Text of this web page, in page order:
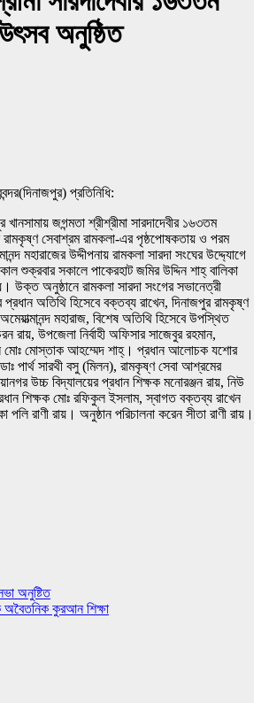
অনুষ্ঠিত
প্রতিনিধি:
খানসামায় জগন্মতা শ্রীশ্রীমা সারদাদেবীর ১৬৩তম
রামকৃষ্ণ সেবাশ্রম রামকলা-এর পৃষ্ঠপোষকতায় ও পরম
মহারাজের উদ্দীপনায় রামকলা সারদা সংঘের উদ্দ্যোগে
শুক্রবার সকালে পাকেরহাট জমির উদ্দিন শাহ্ বালিকা
উক্ত অনুষ্ঠানে রামকলা সারদা সংগের সভানেত্রী
প্রধান অতিথি হিসেবে বক্তব্য রাখেন, দিনাজপুর রামকৃষ্ণ
মহারাজ, বিশেষ অতিথি হিসেবে উপস্থিত
রায়, উপজেলা নির্বাহী অফিসার সাজেবুর রহমান,
মোঃ মোস্তাক আহম্মেদ শাহ্। প্রধান আলোচক যশোর
পার্থ সারথী বসু (মিলন), রামকৃষ্ণ সেবা আশ্রমের
উচ্চ বিদ্যালয়ের প্রধান শিক্ষক মনোরঞ্জন রায়, নিউ
শিক্ষক মোঃ রফিকুল ইসলাম, স্বাগত বক্তব্য রাখেন
পলি রাণী রায়। অনুষ্ঠান পরিচালনা করেন সীতা রাণী রায়।
অনুষ্টিত
অবৈতনিক কুরআন শিক্ষা